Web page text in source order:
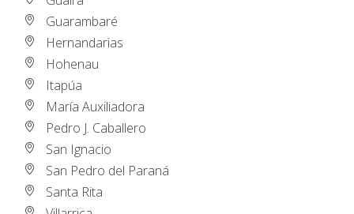
Guarambaré
Hernandarias
Hohenau
Itapúa
María Auxiliadora
Pedro J. Caballero
San Ignacio
San Pedro del Paraná
Santa Rita